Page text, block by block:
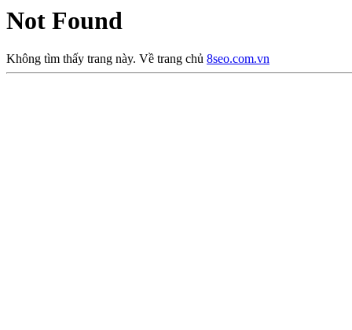
Not Found
Không tìm thấy trang này. Về trang chủ 8seo.com.vn